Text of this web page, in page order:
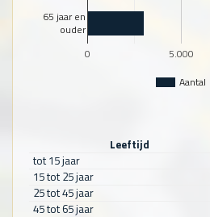
Aantal
0 5.000
65 jaar en
ouder
Leeftijd
tot 15 jaar
15 tot 25 jaar
25 tot 45 jaar
45 tot 65 jaar